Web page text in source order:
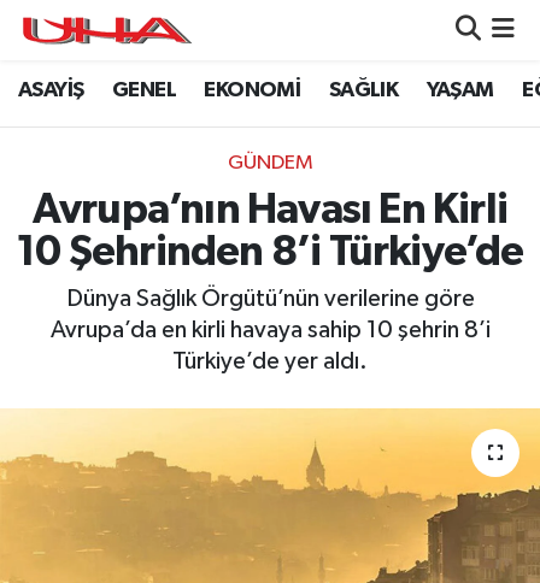
ASAYİŞ GENEL EKONOMİ SAĞLIK YAŞAM
GÜNDEM
Avrupa’nın Havası En Kirli
10 Şehrinden 8’i Türkiye’de
Dünya Sağlık Örgütü’nün verilerine göre
Avrupa’da en kirli havaya sahip 10 şehrin 8’i
Türkiye’de yer aldı.
ASAYİŞ
GENEL
YAŞAM
SAĞLIK
EKONOMİ
Nöbetçi Eczaneler
Namaz Vakitleri
Trafik Durumu
Puan Durumu ve Fikstür
Son Dakika Haberleri